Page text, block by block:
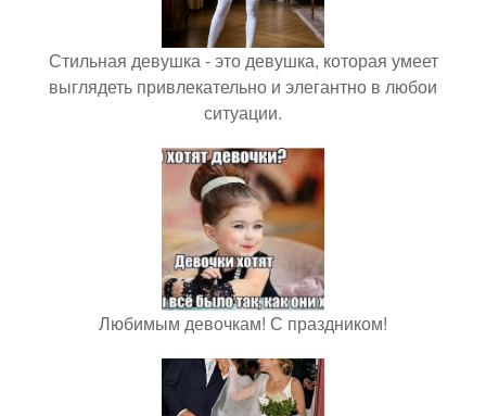
Стильная девушка - это девушка, которая умеет
выглядеть привлекательно и элегантно в любои
ситуации.
Любимым девочкам! С праздником!